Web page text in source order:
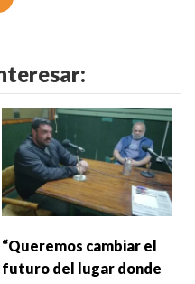
“Queremos cambiar el
futuro del lugar donde